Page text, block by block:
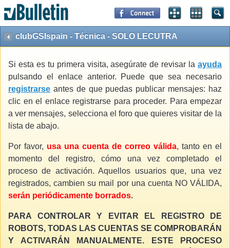
clubGSIspain - Técnica - SOLO LECUTRA
Si esta es tu primera visita, asegúrate de revisar la ayuda
pulsando el enlace anterior. Puede que sea necesario
registrarse antes de que puedas publicar mensajes: haz
clic en el enlace registrarse para proceder. Para empezar
a ver mensajes, selecciona el foro que quieres visitar de la
lista de abajo.
Por favor, usa una cuenta de correo válida, tanto en el
momento del registro, cómo una vez completado el
proceso de activación. Aquellos usuarios que, una vez
registrados, cambien su mail por una cuenta NO VÁLIDA,
serán periódicamente borrados.
PARA CONTROLAR Y EVITAR EL REGISTRO DE
ROBOTS, TODAS LAS CUENTAS SE COMPROBARÁN
Y ACTIVARÁN MANUALMENTE. ESTE PROCESO